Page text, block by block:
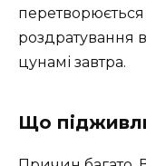
роздратування
цунамі завтра.
Що